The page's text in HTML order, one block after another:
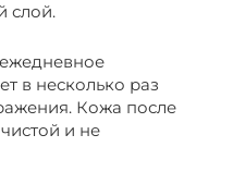
слой.
ежедневное
в несколько раз
Кожа после
и не